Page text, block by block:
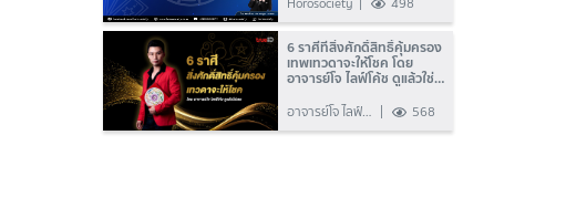
6 ราศีที่สิ่งศักดิ์สิทธิ์คุ้มครอง
เทพเทวดาจะให้โชค โดย
อาจารย์โจ ไลฟ์โค้ช ดูแล้วใช่
อาจารย์โจ ไลฟ์
โค้ช
568